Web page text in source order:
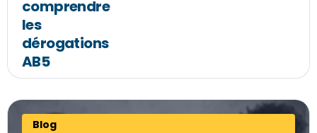
comprendre
les
dérogations
AB5
Blog